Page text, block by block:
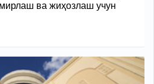
ва жиҳозлаш учун